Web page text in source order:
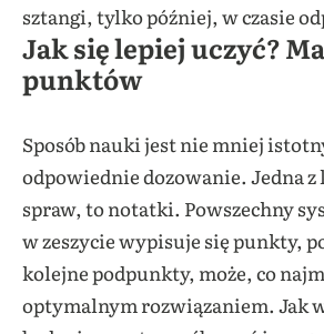
sztangi, tylko później, w czasie
Jak się lepiej uczyć?
punktów
Sposób nauki jest nie mniej
odpowiednie dozowanie. Jedna
spraw, to notatki. Powszechny
w zeszycie wypisuje się punkty,
kolejne podpunkty, może, co
optymalnym rozwiązaniem. Jak